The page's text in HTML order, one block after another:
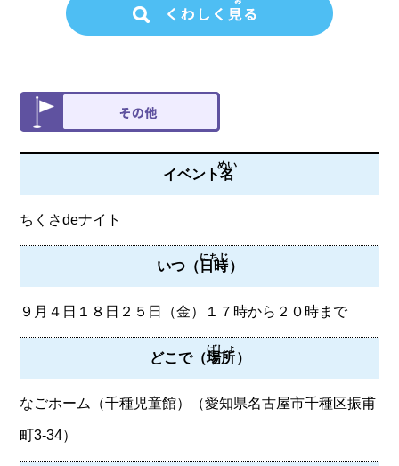
イベント名
めい
ちくさdeナイト
いつ（日時
にちじ
）
９月４日１８日２５日（金）１７時から２０時まで
どこで（場所
ばしょ
）
なごホーム（千種児童館）（愛知県名古屋市千種区振甫
町3-34）